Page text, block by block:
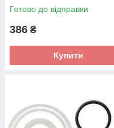
Готово до відправки
386 ₴
Купити